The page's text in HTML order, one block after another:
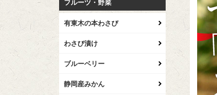
フルーツ・野菜
有東木の本わさび
わさび漬け
ブルーベリー
静岡産みかん